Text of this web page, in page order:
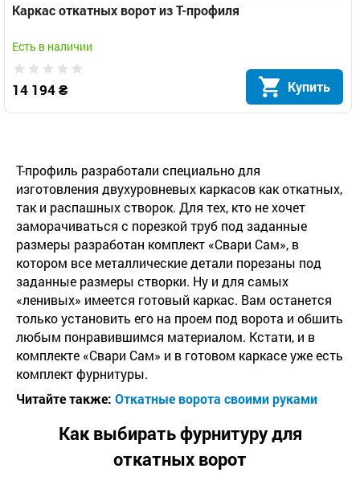
Каркас откатных ворот из Т-профиля
Есть в наличии
14 194 ₴ Купить
Т-профиль разработали специально для
изготовления двухуровневых каркасов как откатных,
так и распашных створок. Для тех, кто не хочет
заморачиваться с порезкой труб под заданные
размеры разработан комплект «Свари Сам», в
котором все металлические детали порезаны под
заданные размеры створки. Ну и для самых
«ленивых» имеется готовый каркас. Вам останется
только установить его на проем под ворота и обшить
любым понравившимся материалом. Кстати, и в
комплекте «Свари Сам» и в готовом каркасе уже есть
комплект фурнитуры.
Читайте также: Откатные ворота своими руками
Как выбирать фурнитуру для
откатных ворот